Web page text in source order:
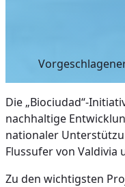
Die „Biociudad“-
nachhaltige
nationaler
Flussufer von
Zu den wichtigsten